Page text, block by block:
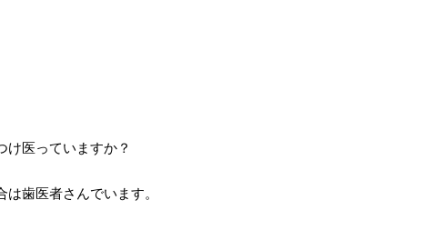
け医っていますか？
は歯医者さんでいます。